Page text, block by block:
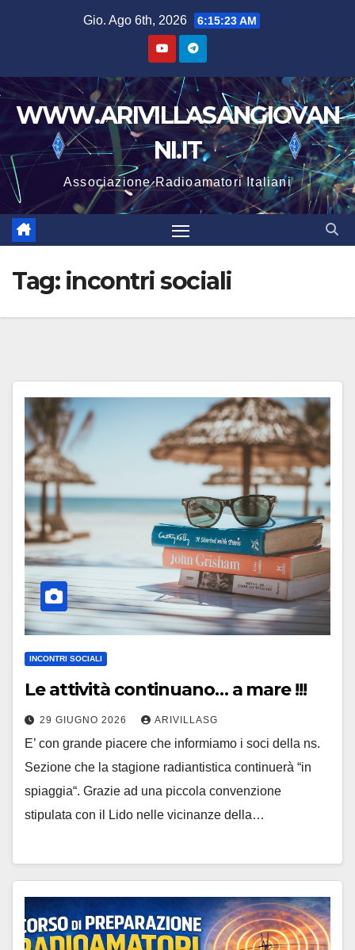
Gio. Ago 6th, 2026 6:15:25 AM
WWW.ARIVILLASANGIOVAN
NI.IT
Associazione Radioamatori Italiani
Tag: incontri sociali
INCONTRI SOCIALI
Le attività continuano… a mare !!!
29 GIUGNO 2026 ARIVILLASG
E’ con grande piacere che informiamo i soci della ns.
Sezione che la stagione radiantistica continuerà “in
spiaggia“. Grazie ad una piccola convenzione
stipulata con il Lido nelle vicinanze della…